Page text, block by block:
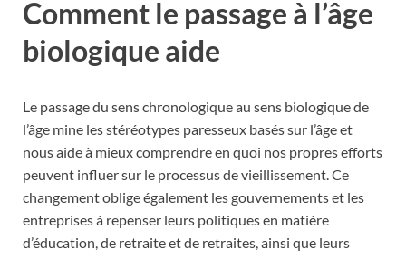
Comment le passage à l’âge
biologique aide
Le passage du sens chronologique au sens biologique de
l’âge mine les stéréotypes paresseux basés sur l’âge et
nous aide à mieux comprendre en quoi nos propres efforts
peuvent influer sur le processus de vieillissement. Ce
changement oblige également les gouvernements et les
entreprises à repenser leurs politiques en matière
d’éducation, de retraite et de retraites, ainsi que leurs